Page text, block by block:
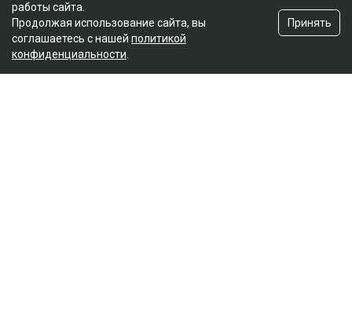
работы сайта.
Продолжая использование сайта, вы
соглашаетесь с нашей политикой
конфиденциальности
Принять